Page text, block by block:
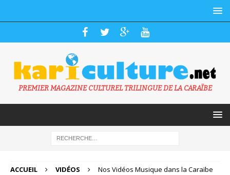
PREMIER MAGAZINE CULTUREL TRILINGUE DE LA CARAÏBE
ACCUEIL VIDÉOS Nos Vidéos Musique dans la Caraïbe